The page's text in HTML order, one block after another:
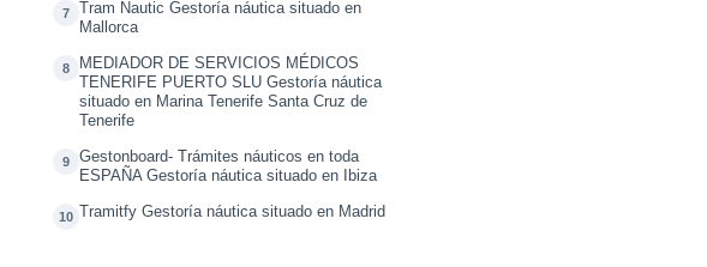
7
Tram Nautic Gestoría náutica situado en
Mallorca
8
MEDIADOR DE SERVICIOS MÉDICOS
TENERIFE PUERTO SLU Gestoría náutica
situado en Marina Tenerife Santa Cruz de
Tenerife
9
Gestonboard- Trámites náuticos en toda
ESPAÑA Gestoría náutica situado en Ibiza
10 Tramitfy Gestoría náutica situado en Madrid